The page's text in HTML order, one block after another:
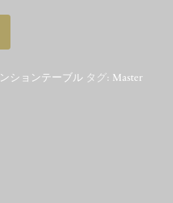
ションテーブル タグ: Master